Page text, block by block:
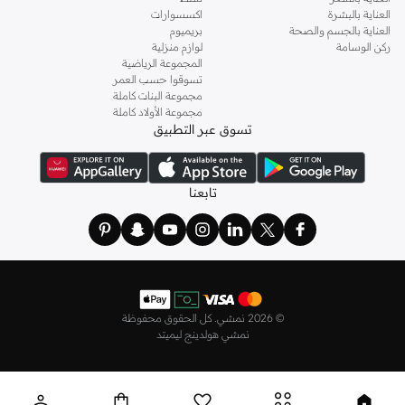
العناية بالبشرة
العناية بالجسم والصحة
ركن الوسامة
اكسسوارات
بريميوم
لوازم منزلية
المجموعة الرياضية
تسوقوا حسب العمر
مجموعة البنات كاملة
مجموعة الأولاد كاملة
تسوق عبر التطبيق
تابعنا
© 2026 نمشي. كل الحقوق محفوظة
نمشي هولدينج ليميتد